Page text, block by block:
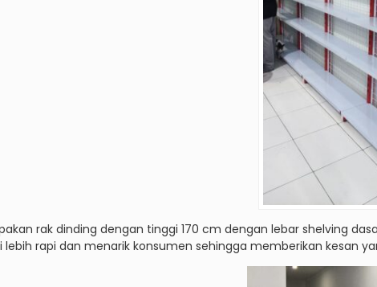
rak dinding dengan tinggi 170 cm dengan lebar shelving
lebih rapi dan menarik konsumen sehingga memberikan kesan